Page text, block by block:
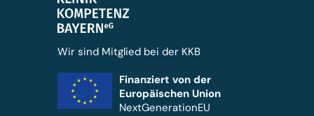
Wir sind Mitglied bei der KKB
Finanziert von der
Europäischen Union
NextGenerationEU